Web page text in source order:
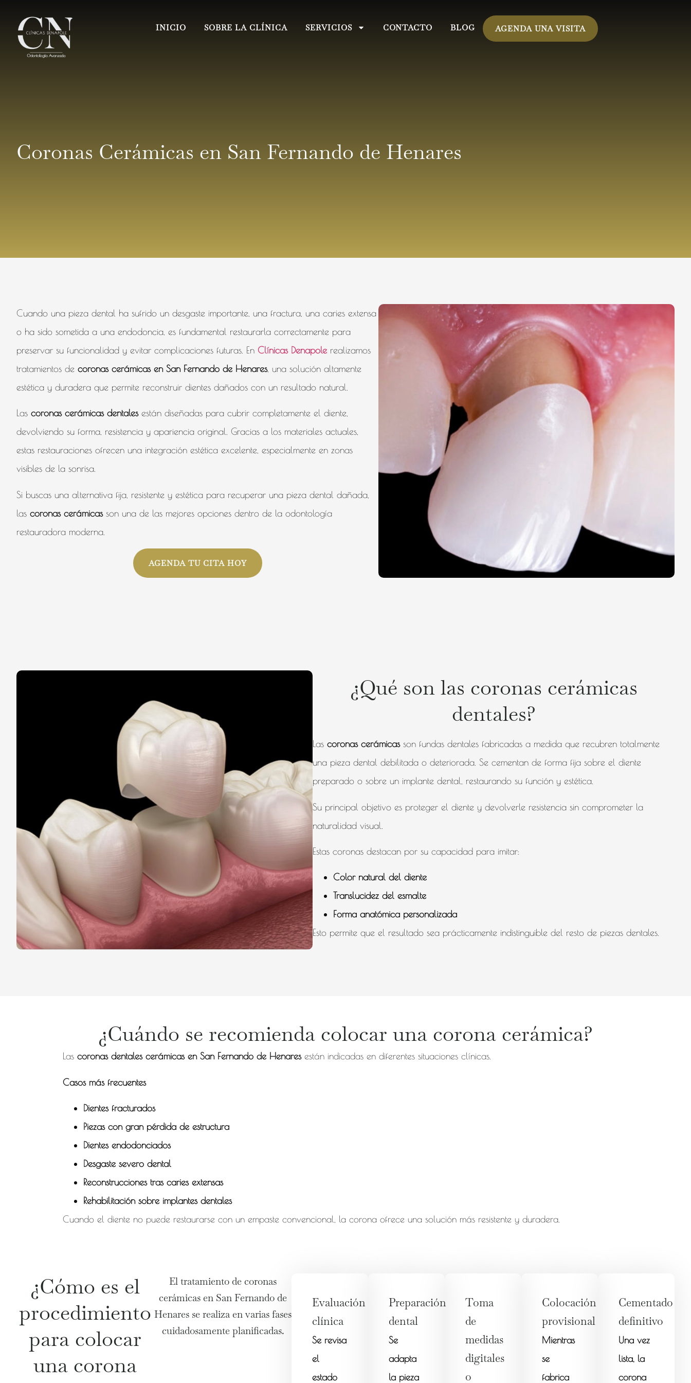
INICIO SOBRE LA CLÍNICA SERVICIOS CONTACTO BLOG AGENDA UNA VISITA
Coronas Cerámicas en San Fernando de Henares
Cuando una pieza dental ha sufrido un desgaste importante, una fractura, una caries extensa
o ha sido sometida a una endodoncia, es fundamental restaurarla correctamente para
preservar su funcionalidad y evitar complicaciones futuras. En Clínicas Denapole realizamos
tratamientos de coronas cerámicas en San Fernando de Henares, una solución altamente
estética y duradera que permite reconstruir dientes dañados con un resultado natural.
Las coronas cerámicas dentalesestán diseñadas para cubrir completamente el diente,
devolviendo su forma, resistencia y apariencia original. Gracias a los materiales actuales,
estas restauraciones ofrecen una integración estética excelente, especialmente en zonas
visibles de la sonrisa.
Si buscas una alternativa fija, resistente y estética para recuperar una pieza dental dañada,
las coronas cerámicasson una de las mejores opciones dentro de la odontología
restauradora moderna.
AGENDA TU CITA HOY
¿Qué son las coronas cerámicas
dentales?
Las coronas cerámicasson fundas dentales fabricadas a medida que recubren totalmente
una pieza dental debilitada o deteriorada. Se cementan de forma fija sobre el diente
preparado o sobre un implante dental, restaurando su función y estética.
Su principal objetivo es proteger el diente y devolverle resistencia sin comprometer la
naturalidad visual.
Estas coronas destacan por su capacidad para imitar:
Color natural del diente
Translucidez del esmalte
Forma anatómica personalizada
Esto permite que el resultado sea prácticamente indistinguible del resto de piezas dentales.
¿Cuándo se recomienda colocar una corona cerámica?
Las coronas dentales cerámicas en San Fernando de Henaresestán indicadas en diferentes situaciones clínicas.
Casos más frecuentes
Dientes fracturados
Piezas con gran pérdida de estructura
Dientes endodonciados
Desgaste severo dental
Reconstrucciones tras caries extensas
Rehabilitación sobre implantes dentales
Cuando el diente no puede restaurarse con un empaste convencional, la corona ofrece una solución más resistente y duradera.
¿Cómo es el
procedimiento
para colocar
una corona
El tratamiento de coronas
cerámicas en San Fernando de
Henares se realiza en varias fases
cuidadosamente planificadas.
Evaluación
clínica
Se revisa
el
estado
Preparación
dental
Se
adapta
la pieza
Toma
de
medidas
digitales
o
Colocación
provisional
Mientras
se
fabrica
Cementado
definitivo
Una vez
lista, la
corona